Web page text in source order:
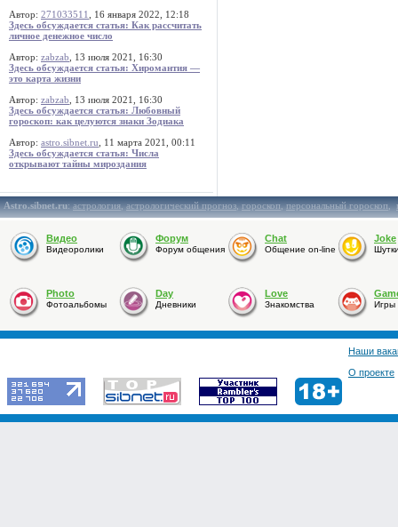
Автор: 271033511
, 16 января 2022, 12:18
Здесь обсуждается статья: Как рассчитать
личное денежное число
Автор: zabzab , 13 июля 2021, 16:30
Здесь обсуждается статья: Хиромантия —
это карта жизни
Автор: zabzab , 13 июля 2021, 16:30
Здесь обсуждается статья: Любовный
гороскоп: как целуются знаки Зодиака
Автор: astro.sibnet.ru , 11 марта 2021, 00:11
Здесь обсуждается статья: Числа
открывают тайны мироздания
Astro.sibnet.ru:астрология,астрологический прогноз,гороскоп,персональный гороскоп,
Видео
Видеоролики
Форум
Форум общения
Chat
Общение on-line
Joke
Photo
Фотоальбомы
Day
Дневники
Love
Знакомства Игры
Наши
О проекте